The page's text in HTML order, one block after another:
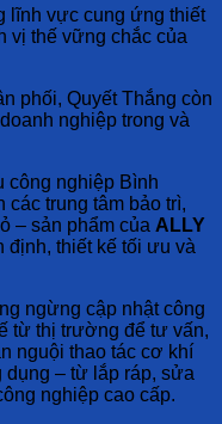
lĩnh vực cung ứng thiết
vị thế vững chắc của
phối, Quyết Thắng còn
nghiệp trong và
công nghiệp Bình
trung tâm bảo trì,
– sản phẩm của ALLY
thiết kế tối ưu và
ngừng cập nhật công
từ thị trường để tư vấn,
nguội thao tác cơ khí
– từ lắp ráp, sửa
nghiệp cao cấp.